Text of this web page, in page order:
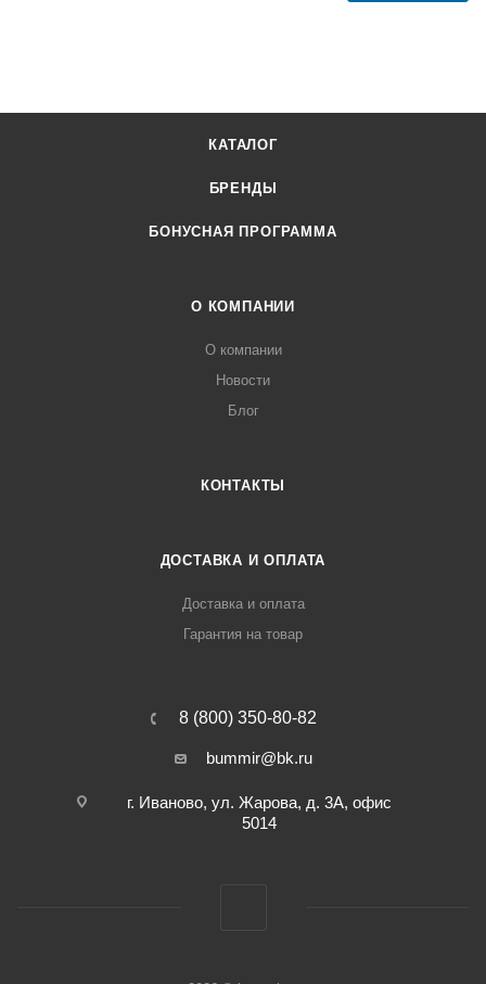
КАТАЛОГ
БРЕНДЫ
БОНУСНАЯ ПРОГРАММА
О КОМПАНИИ
О компании
Новости
Блог
КОНТАКТЫ
ДОСТАВКА И ОПЛАТА
Доставка и оплата
Гарантия на товар
8 (800) 350-80-82
bummir@bk.ru
г. Иваново, ул. Жарова, д. 3А, офис
5014